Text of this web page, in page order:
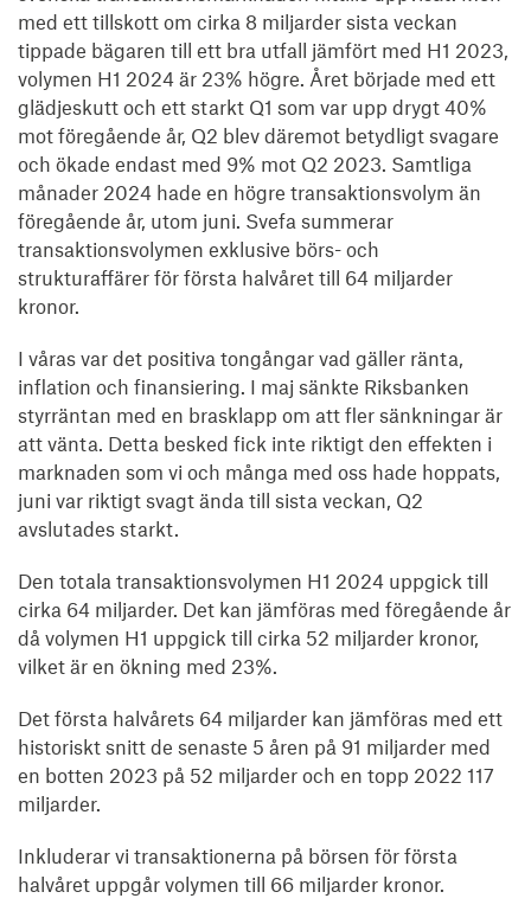
med ett tillskott om cirka 8 miljarder sista veckan
tippade bägaren till ett bra utfall jämfört med H1 2023,
volymen H1 2024 är 23% högre. Året började med ett
glädjeskutt och ett starkt Q1 som var upp drygt 40%
mot föregående år, Q2 blev däremot betydligt svagare
och ökade endast med 9% mot Q2 2023. Samtliga
månader 2024 hade en högre transaktionsvolym än
föregående år, utom juni. Svefa summerar
transaktionsvolymen exklusive börs- och
strukturaffärer för första halvåret till 64 miljarder
kronor.
I våras var det positiva tongångar vad gäller ränta,
inflation och finansiering. I maj sänkte Riksbanken
styrräntan med en brasklapp om att fler sänkningar är
att vänta. Detta besked fick inte riktigt den effekten i
marknaden som vi och många med oss hade hoppats,
juni var riktigt svagt ända till sista veckan, Q2
avslutades starkt.
Den totala transaktionsvolymen H1 2024 uppgick till
cirka 64 miljarder. Det kan jämföras med föregående år
då volymen H1 uppgick till cirka 52 miljarder kronor,
vilket är en ökning med 23%.
Det första halvårets 64 miljarder kan jämföras med ett
historiskt snitt de senaste 5 åren på 91 miljarder med
en botten 2023 på 52 miljarder och en topp 2022 117
miljarder.
Inkluderar vi transaktionerna på börsen för första
halvåret uppgår volymen till 66 miljarder kronor.